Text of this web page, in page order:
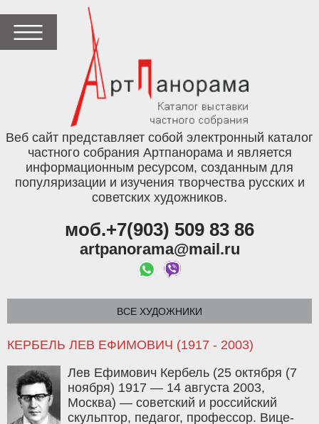
Веб сайт представляет собой электронный каталог
частного собрания Артпанорама и является
информационным ресурсом, созданным для
популяризации и изучения творчества русских и
советских художников.
моб.+7(903) 509 83 86
artpanorama@mail.ru
ВСЕ ХУДОЖНИКИ
КЕРБЕЛЬ ЛЕВ ЕФИМОВИЧ (1917 - 2003)
Лев Ефимович Кербель (25 октября (7
ноября) 1917 — 14 августа 2003,
Москва) — советский и российский
скульптор, педагог, профессор. Вице-